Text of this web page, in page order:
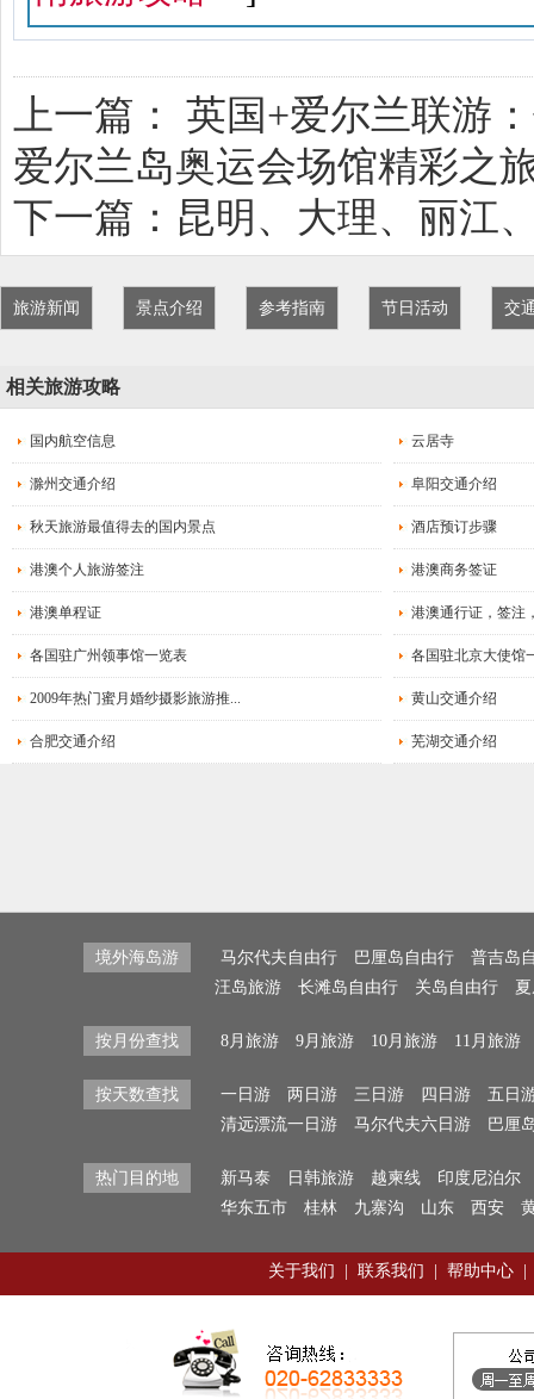
上一篇： 英国+爱尔兰联游
爱尔兰岛奥运会场馆精彩之
下一篇： 昆明、大理、丽江
旅游新闻 景点介绍 参考指南 节日活动 交
相关旅游攻略
国内航空信息 云居寺
滁州交通介绍 阜阳交通介绍
秋天旅游最值得去的国内景点 酒店预订步骤
港澳个人旅游签注 港澳商务签证
港澳单程证 港澳通行证，签注
各国驻广州领事馆一览表 各国驻北京大使馆
2009年热门蜜月婚纱摄影旅游推... 黄山交通介绍
合肥交通介绍 芜湖交通介绍
境外海岛游 马尔代夫自由行 巴厘岛自由行
普吉岛
汪岛旅游
长滩岛自由行 关岛自由行
按月份查找 8月旅游 9月旅游 10月旅游 11月旅游
按天数查找 一日游 两日游 三日游 四日游
五日
清远漂流一日游
马尔代夫六日游 巴厘
热门目的地 新马泰 日韩旅游 越柬线
印度尼泊尔
华东五市
桂林 九寨沟 山东 西安
关于我们 联系我们 帮助中心